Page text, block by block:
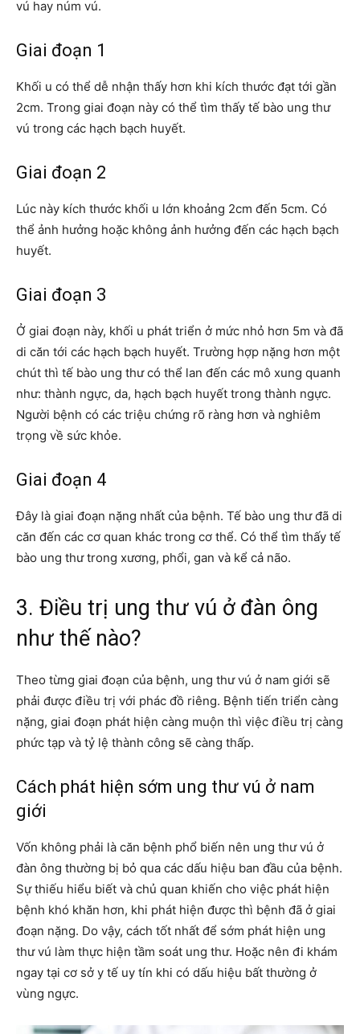
vú hay núm vú.
Giai đoạn 1
Khối u có thể dễ nhận thấy hơn khi kích thước đạt tới gần
2cm. Trong giai đoạn này có thể tìm thấy tế bào ung thư
vú trong các hạch bạch huyết.
Giai đoạn 2
Lúc này kích thước khối u lớn khoảng 2cm đến 5cm. Có
thể ảnh hưởng hoặc không ảnh hưởng đến các hạch bạch
huyết.
Giai đoạn 3
Ở giai đoạn này, khối u phát triển ở mức nhỏ hơn 5m và đã
di căn tới các hạch bạch huyết. Trường hợp nặng hơn một
chút thì tế bào ung thư có thể lan đến các mô xung quanh
như: thành ngực, da, hạch bạch huyết trong thành ngực.
Người bệnh có các triệu chứng rõ ràng hơn và nghiêm
trọng về sức khỏe.
Giai đoạn 4
Đây là giai đoạn nặng nhất của bệnh. Tế bào ung thư đã di
căn đến các cơ quan khác trong cơ thể. Có thể tìm thấy tế
bào ung thư trong xương, phổi, gan và kể cả não.
3. Điều trị ung thư vú ở đàn ông
như thế nào?
Theo từng giai đoạn của bệnh, ung thư vú ở nam giới sẽ
phải được điều trị với phác đồ riêng. Bệnh tiến triển càng
nặng, giai đoạn phát hiện càng muộn thì việc điều trị càng
phức tạp và tỷ lệ thành công sẽ càng thấp.
Cách phát hiện sớm ung thư vú ở nam
giới
Vốn không phải là căn bệnh phổ biến nên ung thư vú ở
đàn ông thường bị bỏ qua các dấu hiệu ban đầu của bệnh.
Sự thiếu hiểu biết và chủ quan khiến cho việc phát hiện
bệnh khó khăn hơn, khi phát hiện được thì bệnh đã ở giai
đoạn nặng. Do vậy, cách tốt nhất để sớm phát hiện ung
thư vú làm thực hiện tầm soát ung thư. Hoặc nên đi khám
ngay tại cơ sở y tế uy tín khi có dấu hiệu bất thường ở
vùng ngực.